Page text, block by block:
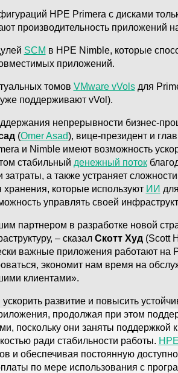
HPE Primera с дисками
производительность приложений
SCM в HPE Nimble, которые
приложений.
томов VMware vVolsдля
поддерживают vVol).
непрерывности бизнес-
(Omer Asad), вице-президент и
и Nimble имеют возможность
стабильный денежный поток
затраты, а также устраняет
которые используют ИИ
управлять своей
партнером в разработке новой
– сказал Скотт Худ(Scott
важные приложения работают на
экономит нам время на
клиентами».
развитие и повысить
продолжая при этом
поскольку они заняты
ради стабильности работы.
и обеспечивая постоянную
по мере использования с